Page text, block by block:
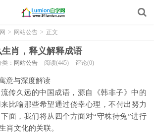
> 网站公告 > 正文
肖，释义解释成语
类： 网站公告 阅读(445) 评论(0)
意与深度解读
传久远的中国成语，源自《韩非子》中的
比喻那些希望通过侥幸心理，不付出努力
面，我们将从四个方面对“守株待兔”进行
肖文化的关联。